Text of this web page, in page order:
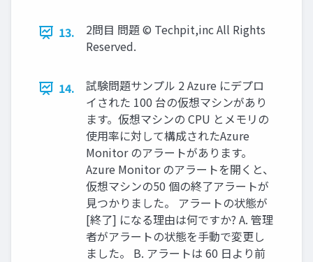
13.
2問目 問題 © Techpit,inc All Rights
Reserved.
14.
試験問題サンプル 2 Azure にデプロ
イされた 100 台の仮想マシンがあり
ます。仮想マシンの CPU とメモリの
使用率に対して構成されたAzure
Monitor のアラートがあります。
Azure Monitor のアラートを開くと、
仮想マシンの50 個の終了アラートが
見つかりました。 アラートの状態が
[終了] になる理由は何ですか? A. 管理
者がアラートの状態を手動で変更し
ました。 B. アラートは 60 日より前